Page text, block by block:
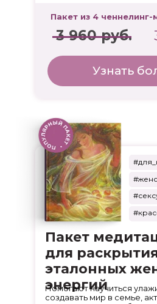
Пакет
для
эталонных
энергий
Помогают научиться
создавать мир в семье,
3 960 руб.
Пакет из 4
Узнать